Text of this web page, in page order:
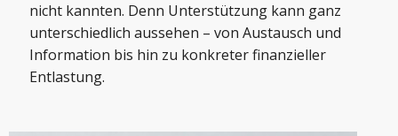
nicht kannten. Denn Unterstützung kann ganz
unterschiedlich aussehen – von Austausch und
Information bis hin zu konkreter finanzieller
Entlastung.